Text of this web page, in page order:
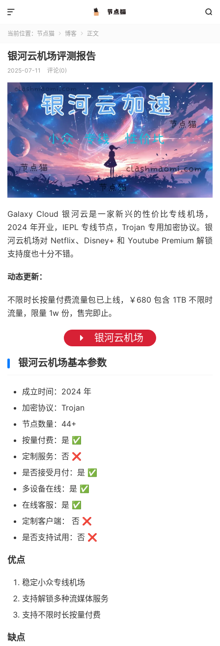


当前位置： 节点猫  博客  正文
银河云机场评测报告
2025-07-11 评论(0)
Galaxy Cloud 银河云是一家新兴的性价比专线机场，
2024 年开业，IEPL 专线节点，Trojan 专用加密协议。银
河云机场对 Netflix、Disney+ 和 Youtube Premium 解锁
支持度也十分不错。
动态更新：
不限时长按量付费流量包已上线，￥680 包含 1TB 不限时
流量，限量 1w 份，售完即止。
银河云机场
银河云机场基本参数
成立时间：2024 年
加密协议：Trojan
节点数量：44+
按量付费：是 ✅
定制服务：否 ❌
是否接受月付：是 ✅
多设备在线：是 ✅
在线客服：是 ✅
定制客户端： 否 ❌
是否支持试用：否 ❌
优点
稳定小众专线机场
支持解锁多种流媒体服务
支持不限时长按量付费
缺点